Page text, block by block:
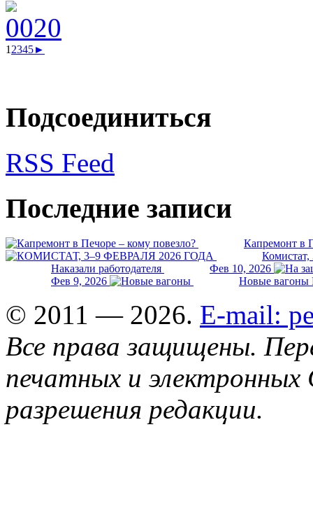
12345►
Подсоединиться
RSS Feed
Последние записи
Капремонт в
Комистат,
Наказали работодателя
Фев 10, 2026
Фев 9, 2026
Новые вагоны
© 2011 — 2026. E-mail:
Все права защищены.
печатных и
разрешения редакции.